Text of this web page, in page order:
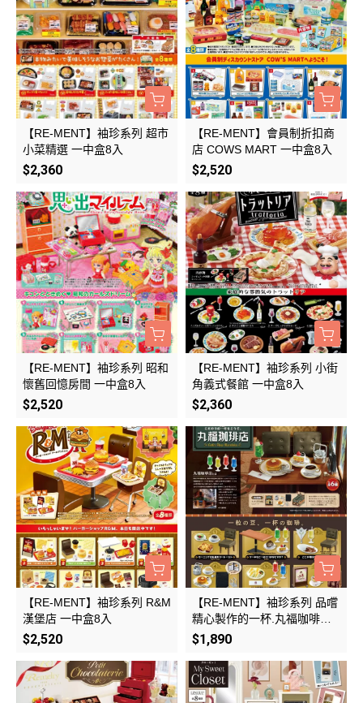
【RE-MENT】袖珍系列 超市
小菜精選 一中盒8入
$2,360
【RE-MENT】會員制折扣商
店 COWS MART 一中盒8入
$2,520
【RE-MENT】袖珍系列 昭和
懷舊回憶房間 一中盒8入
$2,520
【RE-MENT】袖珍系列 小街
角義式餐館 一中盒8入
$2,360
【RE-MENT】袖珍系列 R&M
漢堡店 一中盒8入
$2,520
【RE-MENT】袖珍系列 品嚐
精心製作的一杯.丸福咖啡店
一中盒6入
$1,890